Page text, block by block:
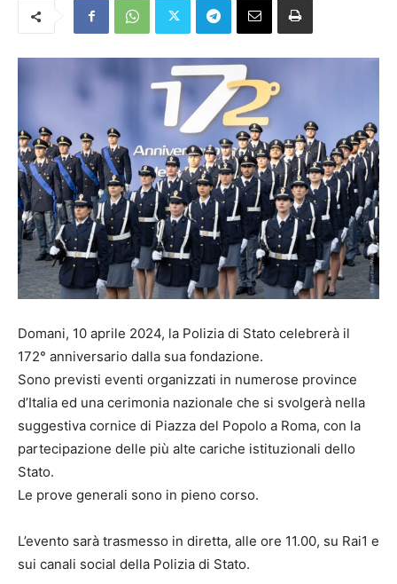
Domani, 10 aprile 2024, la Polizia di Stato celebrerà il
172° anniversario dalla sua fondazione.
Sono previsti eventi organizzati in numerose province
d’Italia ed una cerimonia nazionale che si svolgerà nella
suggestiva cornice di Piazza del Popolo a Roma, con la
partecipazione delle più alte cariche istituzionali dello
Stato.
Le prove generali sono in pieno corso.
L’evento sarà trasmesso in diretta, alle ore 11.00, su Rai1 e
sui canali social della Polizia di Stato.